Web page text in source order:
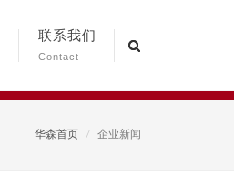
联系我们
Contact
华森首页 企业新闻